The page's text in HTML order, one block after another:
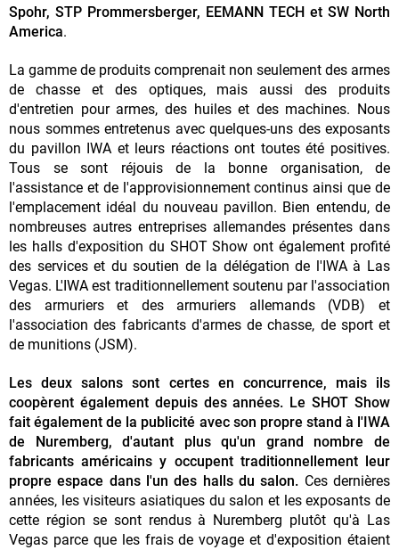
Spohr, STP Prommersberger, EEMANN TECH et SW North
America.
La gamme de produits comprenait non seulement des armes
de chasse et des optiques, mais aussi des produits
d'entretien pour armes, des huiles et des machines. Nous
nous sommes entretenus avec quelques-uns des exposants
du pavillon IWA et leurs réactions ont toutes été positives.
Tous se sont réjouis de la bonne organisation, de
l'assistance et de l'approvisionnement continus ainsi que de
l'emplacement idéal du nouveau pavillon. Bien entendu, de
nombreuses autres entreprises allemandes présentes dans
les halls d'exposition du SHOT Show ont également profité
des services et du soutien de la délégation de l'IWA à Las
Vegas. L'IWA est traditionnellement soutenu par l'association
des armuriers et des armuriers allemands (VDB) et
l'association des fabricants d'armes de chasse, de sport et
de munitions (JSM).
Les deux salons sont certes en concurrence, mais ils
coopèrent également depuis des années. Le SHOT Show
fait également de la publicité avec son propre stand à l'IWA
de Nuremberg, d'autant plus qu'un grand nombre de
fabricants américains y occupent traditionnellement leur
propre espace dans l'un des halls du salon. Ces dernières
années, les visiteurs asiatiques du salon et les exposants de
cette région se sont rendus à Nuremberg plutôt qu'à Las
Vegas parce que les frais de voyage et d'exposition étaient